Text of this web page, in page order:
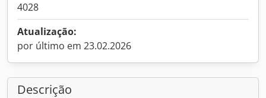
4028
Atualização:
por último em 23.02.2026
Descrição